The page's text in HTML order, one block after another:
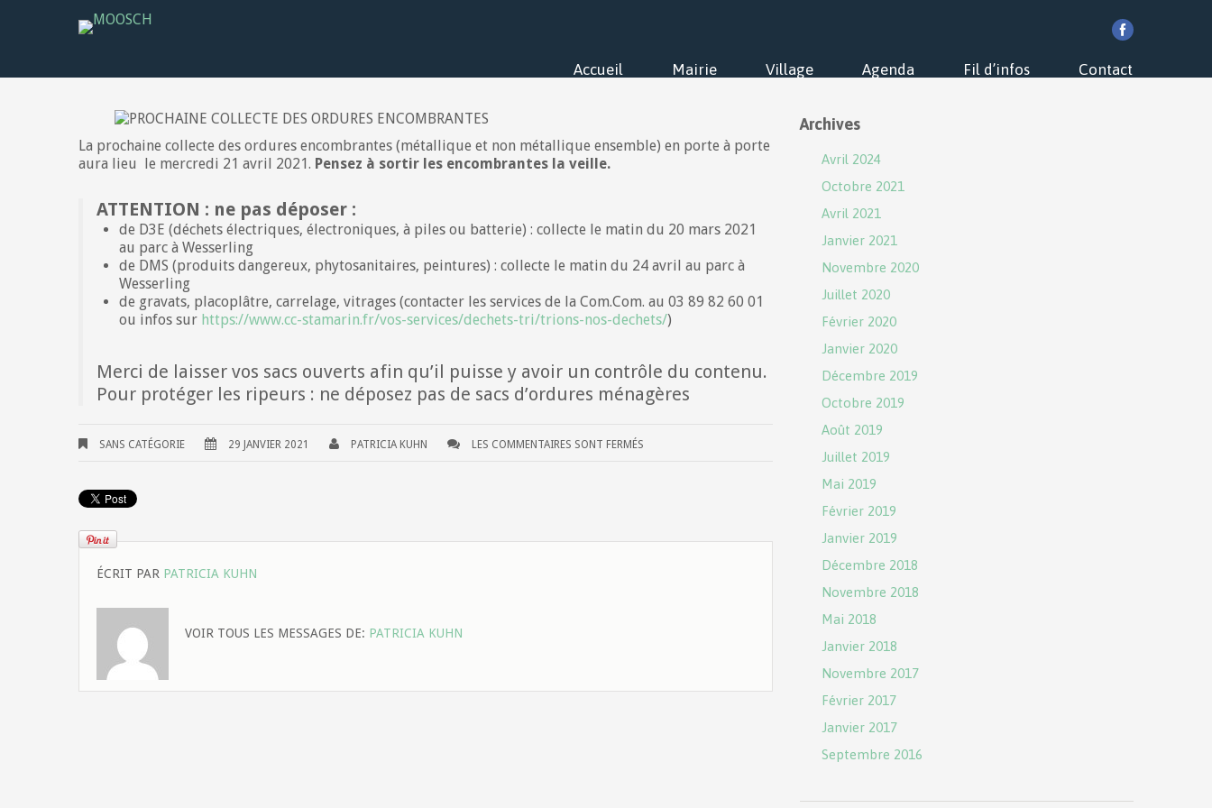
Accueil Mairie Village Agenda Fil d’infos Contact
La prochaine collecte des ordures encombrantes (métallique et non métallique ensemble) en porte à porte
aura lieu le mercredi 21 avril 2021. Pensez à sortir les encombrantes la veille.
ATTENTION : ne pas déposer :
de D3E (déchets électriques, électroniques, à piles ou batterie) : collecte le matin du 20 mars 2021
au parc à Wesserling
de DMS (produits dangereux, phytosanitaires, peintures) : collecte le matin du 24 avril au parc à
Wesserling
de gravats, placoplâtre, carrelage, vitrages (contacter les services de la Com.Com. au 03 89 82 60 01
ou infos sur https://www.cc-stamarin.fr/vos-services/dechets-tri/trions-nos-dechets/)
Merci de laisser vos sacs ouverts afin qu’il puisse y avoir un contrôle du contenu.
Pour protéger les ripeurs : ne déposez pas de sacs d’ordures ménagères
SANS CATÉGORIE 29 JANVIER 2021 PATRICIA KUHN LES COMMENTAIRES SONT FERMÉS
ÉCRIT PAR PATRICIA KUHN
VOIR TOUS LES MESSAGES DE: PATRICIA KUHN
Archives
Avril 2024
Octobre 2021
Avril 2021
Janvier 2021
Novembre 2020
Juillet 2020
Février 2020
Janvier 2020
Décembre 2019
Octobre 2019
Août 2019
Juillet 2019
Mai 2019
Février 2019
Janvier 2019
Décembre 2018
Novembre 2018
Mai 2018
Janvier 2018
Novembre 2017
Février 2017
Janvier 2017
Septembre 2016